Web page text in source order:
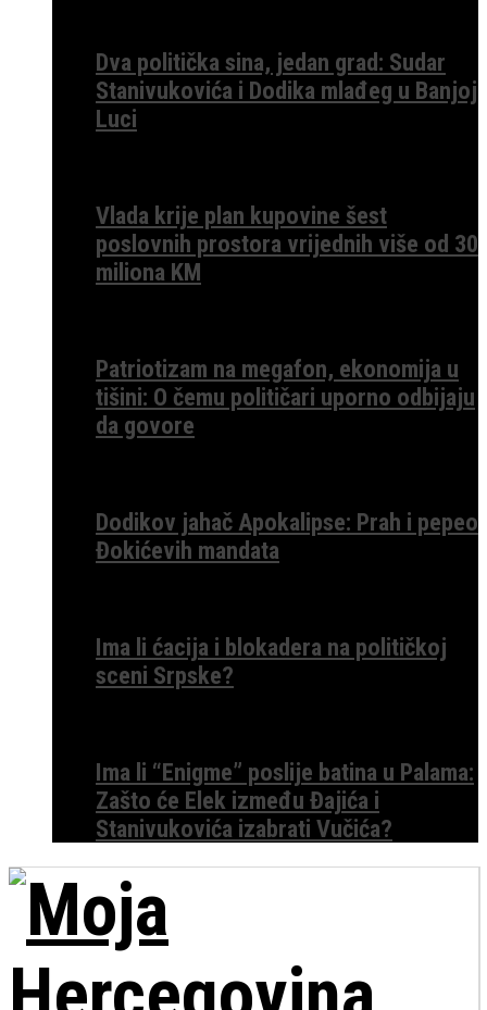
Dva politička sina, jedan grad: Sudar
Stanivukovića i Dodika mlađeg u Banjoj
Luci
Vlada krije plan kupovine šest
poslovnih prostora vrijednih više od 30
miliona KM
Patriotizam na megafon, ekonomija u
tišini: O čemu političari uporno odbijaju
da govore
Dodikov jahač Apokalipse: Prah i pepeo
Đokićevih mandata
Ima li ćacija i blokadera na političkoj
sceni Srpske?
Ima li “Enigme” poslije batina u Palama:
Zašto će Elek između Đajića i
Stanivukovića izabrati Vučića?